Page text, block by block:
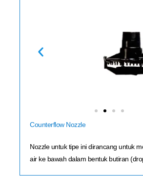
Counterflow Nozzle
Nozzle untuk tipe ini dirancang untuk
air ke bawah dalam bentuk butiran